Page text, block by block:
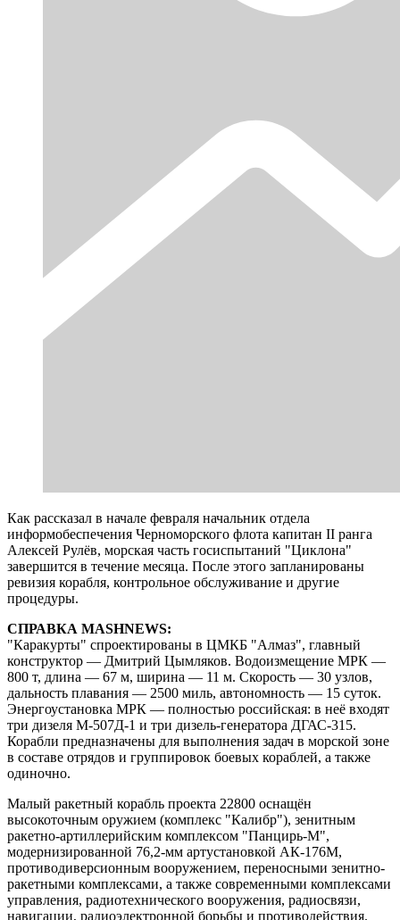
Как рассказал в начале февраля начальник отдела
информобеспечения Черноморского флота капитан II ранга
Алексей Рулёв, морская часть госиспытаний "Циклона"
завершится в течение месяца. После этого запланированы
ревизия корабля, контрольное обслуживание и другие
процедуры.
СПРАВКА MASHNEWS:
"Каракурты" спроектированы в ЦМКБ "Алмаз", главный
конструктор — Дмитрий Цымляков. Водоизмещение МРК —
800 т, длина — 67 м, ширина — 11 м. Скорость — 30 узлов,
дальность плавания — 2500 миль, автономность — 15 суток.
Энергоустановка МРК — полностью российская: в неё входят
три дизеля М-507Д-1 и три дизель-генератора ДГАС-315.
Корабли предназначены для выполнения задач в морской зоне
в составе отрядов и группировок боевых кораблей, а также
одиночно.
Малый ракетный корабль проекта 22800 оснащён
высокоточным оружием (комплекс "Калибр"), зенитным
ракетно-артиллерийским комплексом "Панцирь-М",
модернизированной 76,2-мм артустановкой АК-176М,
противодиверсионным вооружением, переносными зенитно-
ракетными комплексами, а также современными комплексами
управления, радиотехнического вооружения, радиосвязи,
навигации, радиоэлектронной борьбы и противодействия.